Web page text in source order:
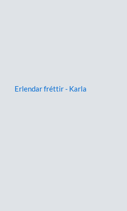
Erlendar fréttir - Karla